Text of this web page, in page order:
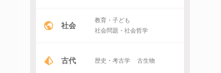
社会
教育・子ども
社会問題・社会哲学
古代 歴史・考古学 古生物